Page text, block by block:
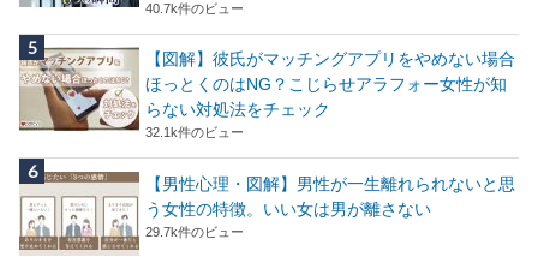
40.7k件のビュー
【図解】彼氏がマッチングアプリをやめない場合
ほっとくのはNG？こじらせアラフォー女性が知
らない対処法をチェック
32.1k件のビュー
【男性心理・図解】男性が一生離れられないと思
う女性の特徴。いい女は男が離さない
29.7k件のビュー